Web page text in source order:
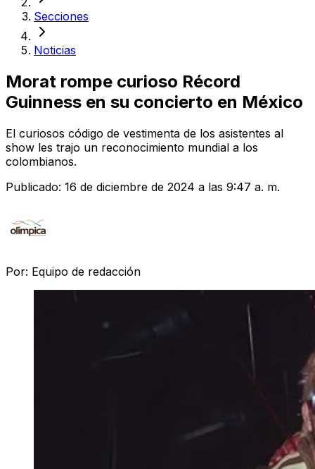
Secciones
Noticias
Morat rompe curioso Récord
Guinness en su concierto en México
El curiosos código de vestimenta de los asistentes al
show les trajo un reconocimiento mundial a los
colombianos.
Publicado: 16 de diciembre de 2024 a las 9:47 a. m.
Por: Equipo de redacción